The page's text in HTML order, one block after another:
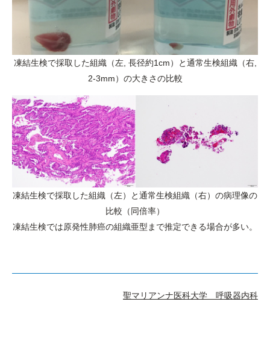
凍結生検で採取した組織（左, 長径約1cm）と通常生検組織（右,
2-3mm）の大きさの比較
凍結生検で採取した組織（左）と通常生検組織（右）の病理像の
比較（同倍率）
凍結生検では原発性肺癌の組織亜型まで推定できる場合が多い。
聖マリアンナ医科大学 呼吸器内科